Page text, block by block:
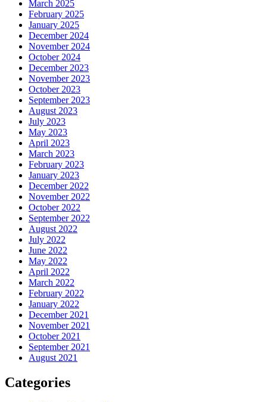
March 2025
February 2025
January 2025
December 2024
November 2024
October 2024
December 2023
November 2023
October 2023
September 2023
August 2023
July 2023
May 2023
April 2023
March 2023
February 2023
January 2023
December 2022
November 2022
October 2022
September 2022
August 2022
July 2022
June 2022
May 2022
April 2022
March 2022
February 2022
January 2022
December 2021
November 2021
October 2021
September 2021
August 2021
Categories